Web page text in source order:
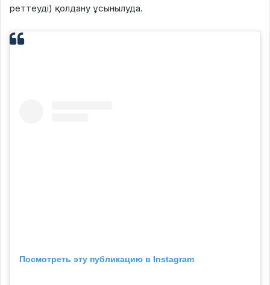
реттеуді) қолдану ұсынылуда.
Посмотреть эту публикацию в Instagram